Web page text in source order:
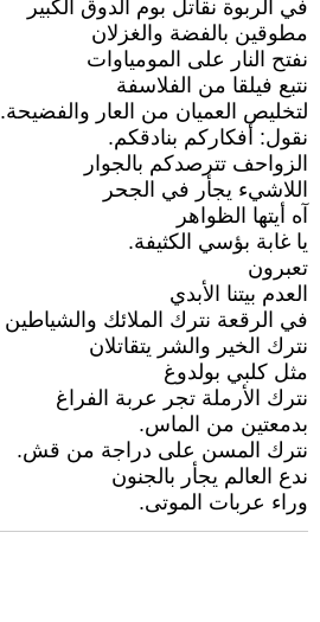
في الربوة نقاتل بوم الدوق الكبير
مطوقين بالفضة والغزلان
نفتح النار على المومياوات
نتبع فيلقا من الفلاسفة
لتخليص العميان من العار والفضيحة.
نقول: أفكاركم بنادقكم.
الزواحف تترصدكم بالجوار
اللاشيء يجأر في الجحر
آه أيتها الظواهر
يا غابة بؤسي الكثيفة.
تعبرون
العدم بيتنا الأبدي
في الرقعة نترك الملائك والشياطين
نترك الخير والشر يتقاتلان
مثل كلبي بولدوغ
نترك الأرملة تجر عربة الفراغ
بدمعتين من الماس.
نترك المسن على دراجة من قش.
ندع العالم يجأر بالجنون
وراء عربات الموتى.